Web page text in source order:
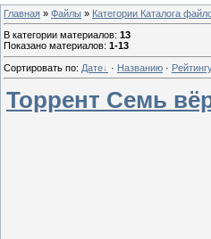
Главная » Файлы » Категории Каталога
В категории материалов: 13
Показано материалов: 1-13
Сортировать по: Дате · Названию ·
Торрент Семь